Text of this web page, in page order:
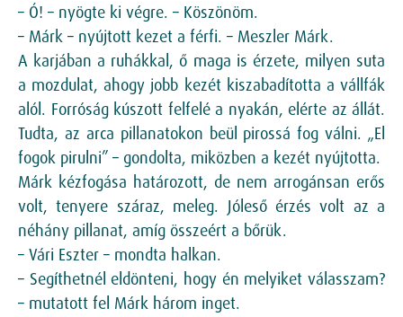
– Ó! – nyögte ki végre. – Köszönöm.
– Márk – nyújtott kezet a férfi. – Meszler Márk.
A karjában a ruhákkal, ő maga is érzete, milyen suta
a mozdulat, ahogy jobb kezét kiszabadította a vállfák
alól. Forróság kúszott felfelé a nyakán, elérte az állát.
Tudta, az arca pillanatokon beül pirossá fog válni. „El
fogok pirulni” – gondolta, miközben a kezét nyújtotta.
Márk kézfogása határozott, de nem arrogánsan erős
volt, tenyere száraz, meleg. Jóleső érzés volt az a
néhány pillanat, amíg összeért a bőrük.
– Vári Eszter – mondta halkan.
– Segíthetnél eldönteni, hogy én melyiket válasszam?
– mutatott fel Márk három inget.